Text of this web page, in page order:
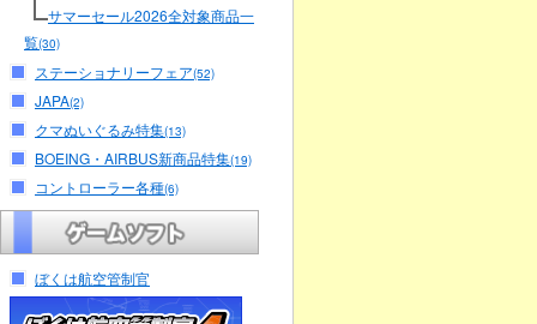
サマーセール2026全対象商品一
覧(30)
ステーショナリーフェア(52)
JAPA(2)
クマぬいぐるみ特集(13)
BOEING・AIRBUS新商品特集(19)
コントローラー各種(6)
ぼくは航空管制官